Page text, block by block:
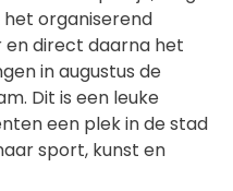
het organiserend
en direct daarna het
in augustus de
Dit is een leuke
een plek in de stad
sport, kunst en